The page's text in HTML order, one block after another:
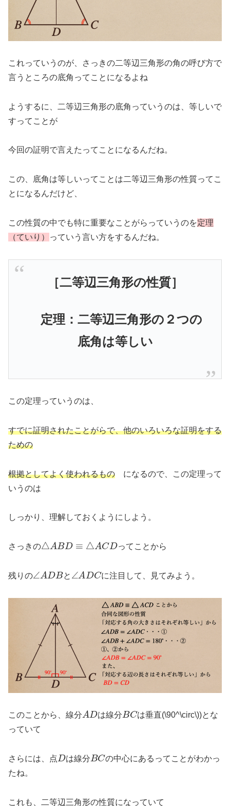
これっていうのが、さっきの二等辺三角形の角の呼び方で
言うところの底角ってことになるよね
ようするに、二等辺三角形の底角っていうのは、等しいで
すってことが
今回の証明で言えたってことになるんだね。
この、底角は等しいってことは二等辺三角形の性質ってこ
とになるんだけど、
この性質の中でも特に重要なことがらっていうのを定理
（ていり）
っていう言い方をするんだね。
［二等辺三角形の性質］
定理：二等辺三角形の２つの
底角は等しい
この定理っていうのは、
すでに証明されたことがらで、他のいろいろな証明をする
ための
根拠としてよく使われるもの になるので、この定理って
いうのは
しっかり、理解しておくようにしよう。
さっきの
△ A BD≡ A C D
ってことから
残りの
∠ A DB
と
∠ A DC
に注目して、見てみよう。
このことから、線分
A D
は線分
BC
は垂直(\90^\circ\))とな
っていて
さらには、点
D
は線分
BC
の中心にあるってことがわかっ
たね。
これも、二等辺三角形の性質になっていて